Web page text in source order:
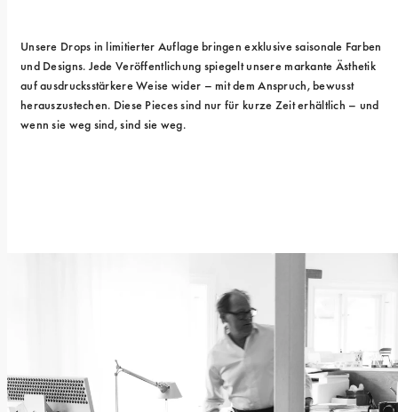
Unsere Drops in limitierter Auflage bringen exklusive saisonale Farben
und Designs. Jede Veröffentlichung spiegelt unsere markante Ästhetik
auf ausdrucksstärkere Weise wider – mit dem Anspruch, bewusst
herauszustechen. Diese Pieces sind nur für kurze Zeit erhältlich – und
wenn sie weg sind, sind sie weg.